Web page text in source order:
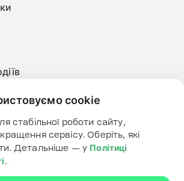
cookie
стабільної роботи сайту,
сервісу. Оберіть, які
Детальніше — у Політиці
.